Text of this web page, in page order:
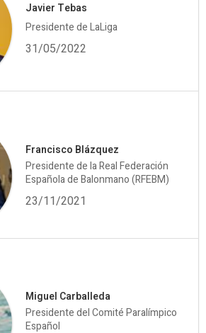
Javier Tebas
Presidente de LaLiga
31/05/2022
Francisco Blázquez
Presidente de la Real Federación
Española de Balonmano (RFEBM)
23/11/2021
Miguel Carballeda
Presidente del Comité Paralímpico
Español